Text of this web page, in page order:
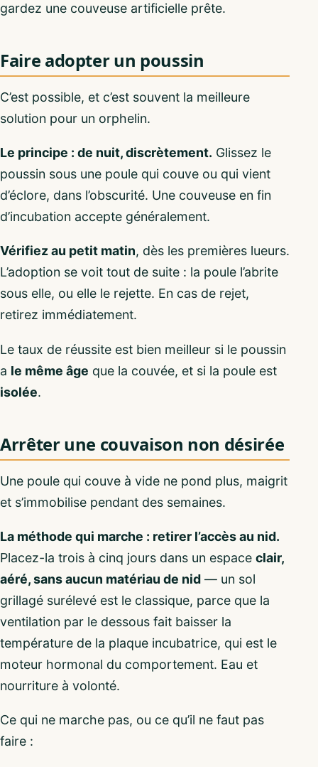
gardez une couveuse artificielle prête.
Faire adopter un poussin
C’est possible, et c’est souvent la meilleure
solution pour un orphelin.
Le principe : de nuit, discrètement. Glissez le
poussin sous une poule qui couve ou qui vient
d’éclore, dans l’obscurité. Une couveuse en fin
d’incubation accepte généralement.
Vérifiez au petit matin, dès les premières lueurs.
L’adoption se voit tout de suite : la poule l’abrite
sous elle, ou elle le rejette. En cas de rejet,
retirez immédiatement.
Le taux de réussite est bien meilleur si le poussin
a le même âge que la couvée, et si la poule est
isolée.
Arrêter une couvaison non désirée
Une poule qui couve à vide ne pond plus, maigrit
et s’immobilise pendant des semaines.
La méthode qui marche : retirer l’accès au nid.
Placez-la trois à cinq jours dans un espace clair,
aéré, sans aucun matériau de nid — un sol
grillagé surélevé est le classique, parce que la
ventilation par le dessous fait baisser la
température de la plaque incubatrice, qui est le
moteur hormonal du comportement. Eau et
nourriture à volonté.
Ce qui ne marche pas, ou ce qu’il ne faut pas
faire :